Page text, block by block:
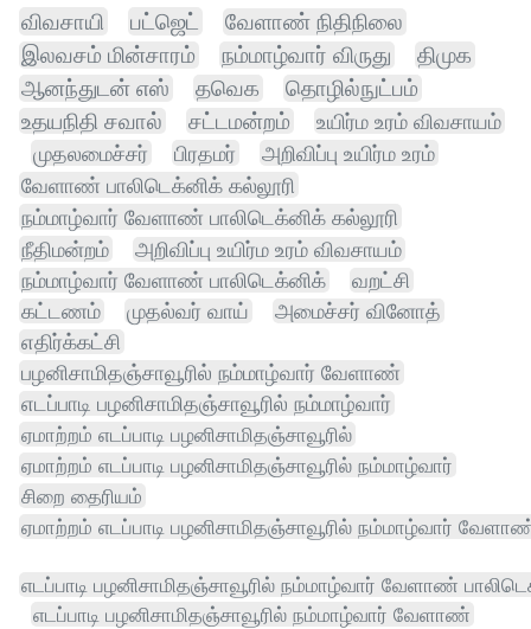
விவசாயி பட்ஜெட்
வேளாண் நிதிநிலை
இலவசம் மின்சாரம்
நம்மாழ்வார் விருது
திமுக
ஆனந்துடன் எஸ்
தவெக தொழில்நுட்பம்
உதயநிதி சவால் சட்டமன்றம்
உயிர்ம உரம் விவசாயம்
முதலமைச்சர்
பிரதமர்
அறிவிப்பு உயிர்ம உரம்
வேளாண் பாலிடெக்னிக் கல்லூரி
நம்மாழ்வார் வேளாண் பாலிடெக்னிக் கல்லூரி
நீதிமன்றம்
அறிவிப்பு உயிர்ம உரம் விவசாயம்
நம்மாழ்வார் வேளாண் பாலிடெக்னிக்
வறட்சி
கட்டணம்
முதல்வர் வாய்
அமைச்சர் வினோத்
எதிர்க்கட்சி
பழனிசாமிதஞ்சாவூரில் நம்மாழ்வார் வேளாண்
எடப்பாடி பழனிசாமிதஞ்சாவூரில் நம்மாழ்வார்
ஏமாற்றம் எடப்பாடி பழனிசாமிதஞ்சாவூரில்
ஏமாற்றம் எடப்பாடி பழனிசாமிதஞ்சாவூரில் நம்மாழ்வார்
சிறை தைரியம்
ஏமாற்றம் எடப்பாடி பழனிசாமிதஞ்சாவூரில் நம்மாழ்வார்
எடப்பாடி பழனிசாமிதஞ்சாவூரில் நம்மாழ்வார் வேளாண்
எடப்பாடி பழனிசாமிதஞ்சாவூரில் நம்மாழ்வார் வேளாண்